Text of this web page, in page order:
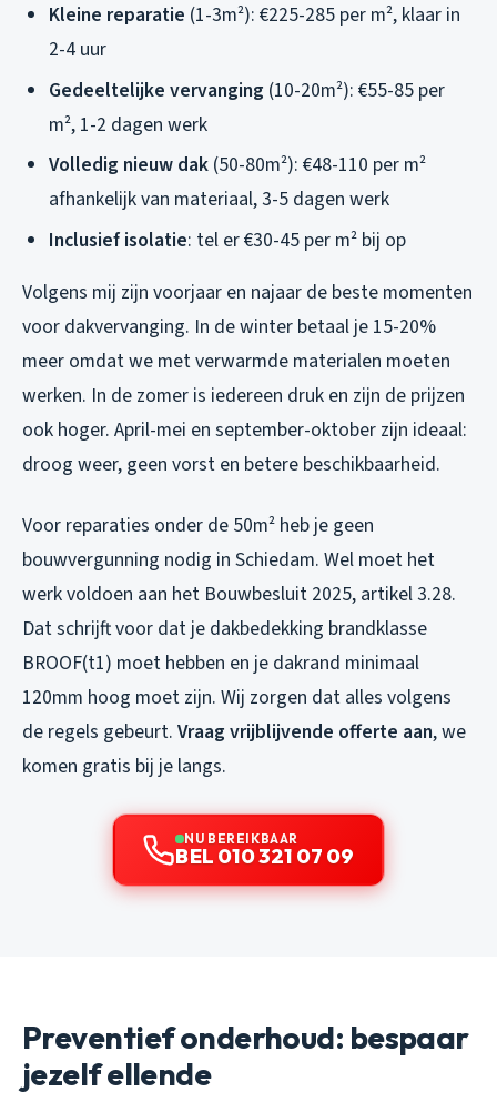
Kleine reparatie (1-3m²): €225-285 per m², klaar in
2-4 uur
Gedeeltelijke vervanging (10-20m²): €55-85 per
m², 1-2 dagen werk
Volledig nieuw dak (50-80m²): €48-110 per m²
afhankelijk van materiaal, 3-5 dagen werk
Inclusief isolatie: tel er €30-45 per m² bij op
Volgens mij zijn voorjaar en najaar de beste momenten
voor dakvervanging. In de winter betaal je 15-20%
meer omdat we met verwarmde materialen moeten
werken. In de zomer is iedereen druk en zijn de prijzen
ook hoger. April-mei en september-oktober zijn ideaal:
droog weer, geen vorst en betere beschikbaarheid.
Voor reparaties onder de 50m² heb je geen
bouwvergunning nodig in Schiedam. Wel moet het
werk voldoen aan het Bouwbesluit 2025, artikel 3.28.
Dat schrijft voor dat je dakbedekking brandklasse
BROOF(t1) moet hebben en je dakrand minimaal
120mm hoog moet zijn. Wij zorgen dat alles volgens
de regels gebeurt. Vraag vrijblijvende offerte aan, we
komen gratis bij je langs.
NU BEREIKBAAR
BEL 010 321 07 09
Preventief onderhoud: bespaar
jezelf ellende